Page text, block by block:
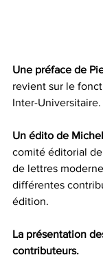
Une préface de
revient sur le
Inter-Universitaire.
Un édito de
comité éditorial
de lettres
différentes
édition.
La présentation
contributeurs.